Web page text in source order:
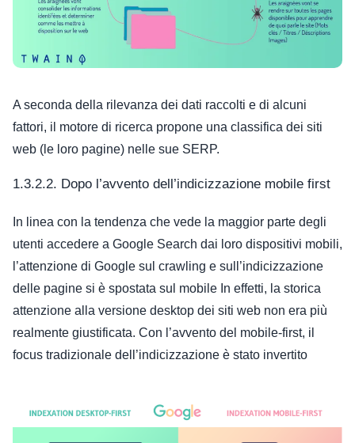
A seconda della rilevanza dei dati raccolti e di alcuni
fattori, il motore di ricerca propone una classifica dei siti
web (le loro pagine) nelle sue SERP.
1.3.2.2. Dopo l’avvento dell’indicizzazione mobile first
In linea con la tendenza che vede la maggior parte degli
utenti accedere a Google Search dai loro dispositivi mobili,
l’attenzione di Google sul crawling e sull’indicizzazione
delle pagine si è spostata sul mobile In effetti, la storica
attenzione alla versione desktop dei siti web non era più
realmente giustificata. Con l’avvento del mobile-first, il
focus tradizionale dell’indicizzazione è stato invertito